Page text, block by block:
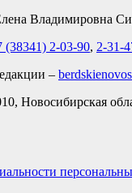
Владимировна
(38341) 2-03-90, 2-31-
–
Новосибирская